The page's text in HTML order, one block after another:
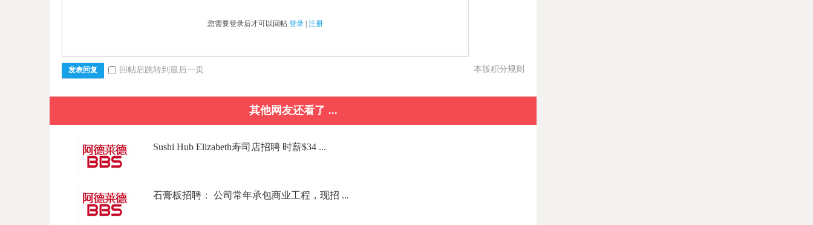
您需要登录后才可以回帖 登录 | 注册
本版积分规则
发表回复 回帖后跳转到最后一页
其他网友还看了 ...
Sushi Hub Elizabeth寿司店招聘 时薪$34 ...
石膏板招聘： 公司常年承包商业工程，现招 ...